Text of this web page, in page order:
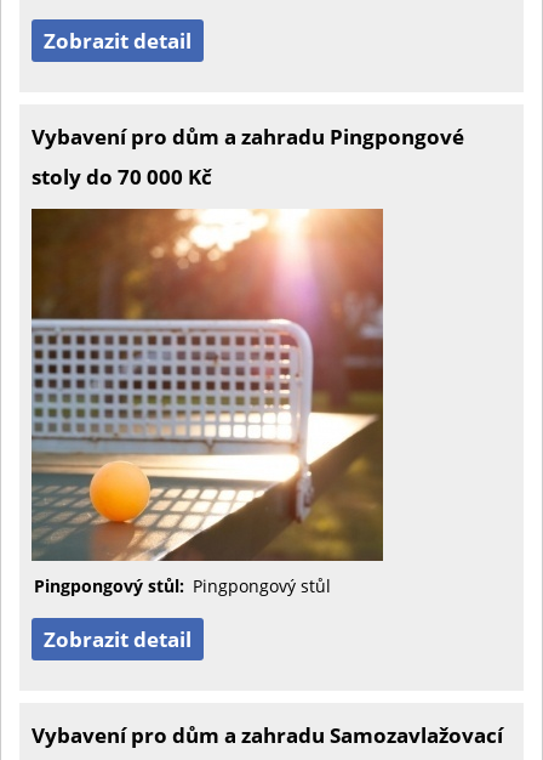
Zobrazit detail
Vybavení pro dům a zahradu Pingpongové
stoly do 70 000 Kč
Pingpongový stůl: Pingpongový stůl
Zobrazit detail
Vybavení pro dům a zahradu Samozavlažovací